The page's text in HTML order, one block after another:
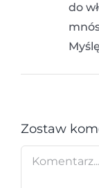
do
Zostaw
Comment